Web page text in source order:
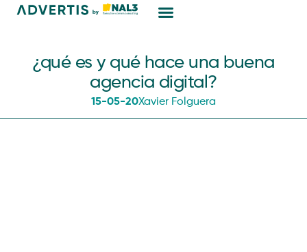
¿qué es y qué hace una buena
agencia digital?
15-05-20Xavier Folguera